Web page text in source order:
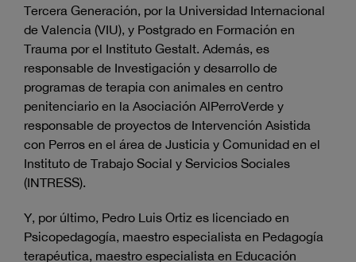
Tercera Generación, por la Universidad Internacional
de Valencia (VIU), y Postgrado en Formación en
Trauma por el Instituto Gestalt. Además, es
responsable de Investigación y desarrollo de
programas de terapia con animales en centro
penitenciario en la Asociación AlPerroVerde y
responsable de proyectos de Intervención Asistida
con Perros en el área de Justicia y Comunidad en el
Instituto de Trabajo Social y Servicios Sociales
(INTRESS).
Y, por último, Pedro Luis Ortiz es licenciado en
Psicopedagogía, maestro especialista en Pedagogía
terapéutica, maestro especialista en Educación